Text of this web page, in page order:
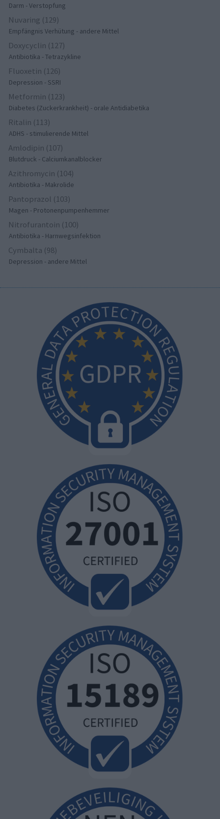
Darm - Verstopfung
Nuvaring (129)
Empfängnis Verhütung - andere Mittel
Doxycyclin (127)
Antibiotika - Tetrazykline
Fluoxetin (126)
Depression - SSRI
Metformin (123)
Diabetes (Zuckerkrankheit) - orale Antidiabetika
Ritalin (113)
ADHS - stimulierende Mittel
Amlodipin (107)
Blutdruck - Calciumkanalblocker
Azithromycin (104)
Antibiotika - Makrolide
Pantoprazol (103)
Magen - Protonenpumpenhemmer
Nitrofurantoin (100)
Antibiotika - Harnwegsinfektion
Cymbalta (98)
Depression - andere Mittel